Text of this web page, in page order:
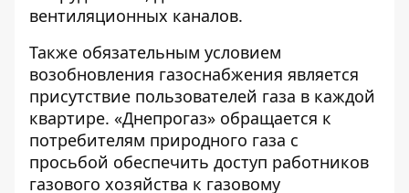
вентиляционных каналов.
Также обязательным условием
возобновления газоснабжения является
присутствие пользователей газа в каждой
квартире. «Днепрогаз» обращается к
потребителям природного газа с
просьбой обеспечить доступ работников
газового хозяйства к газовому